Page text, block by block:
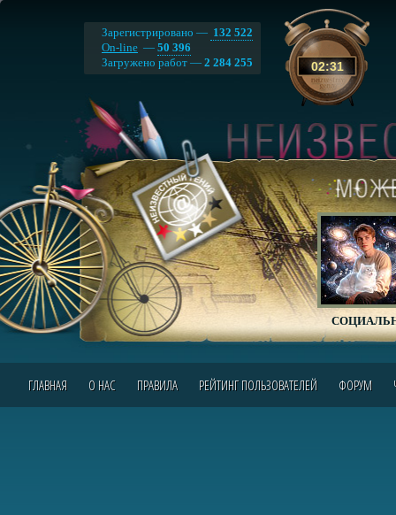
02:31
Зарегистрировано — 132 522
On-line — 50 396
Загружено работ — 2 284 255
ГЛАВНАЯ О НАС ПРАВИЛА РЕЙТИНГ ПОЛЬЗОВАТЕЛЕЙ ФОРУМ